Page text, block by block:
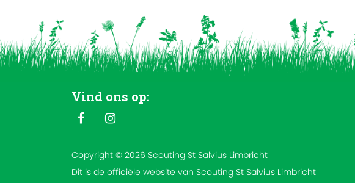
Vind ons op:
Copyright © 2026 Scouting St Salvius Limbricht
Dit is de officiële website van Scouting St Salvius Limbricht